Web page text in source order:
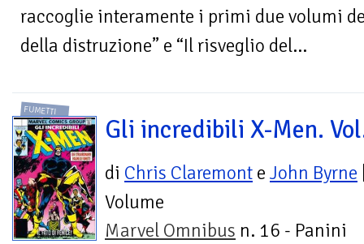
raccoglie interamente i primi due volumi
della distruzione” e “Il risveglio del...
FUMETTI
Gli incredibili X-Men.
di Chris Claremont e John Byrne
Volume
Marvel Omnibus n. 16 - Panini